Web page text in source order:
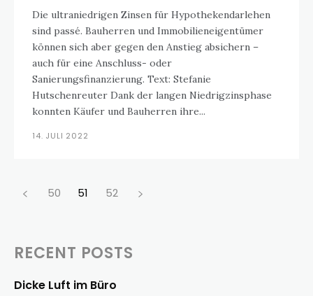
Die ultraniedrigen Zinsen für Hypothekendarlehen
sind passé. Bauherren und Immobilieneigentümer
können sich aber gegen den Anstieg absichern –
auch für eine Anschluss- oder
Sanierungsfinanzierung. Text: Stefanie
Hutschenreuter Dank der langen Niedrigzinsphase
konnten Käufer und Bauherren ihre...
14. JULI 2022
50 51 52
RECENT POSTS
Dicke Luft im Büro